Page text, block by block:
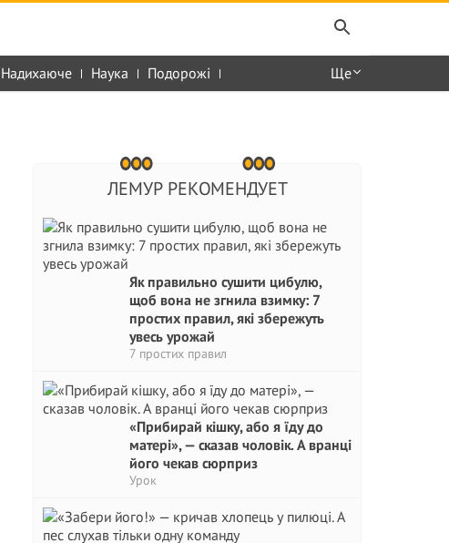
Надихаюче Наука Подорожі Ще
ЛЕМУР РЕКОМЕНДУЕТ
Як правильно сушити цибулю,
щоб вона не згнила взимку: 7
простих правил, які збережуть
увесь урожай
7 простих правил
«Прибирай кішку, або я їду до
матері», — сказав чоловік. А вранці
його чекав сюрприз
Урок